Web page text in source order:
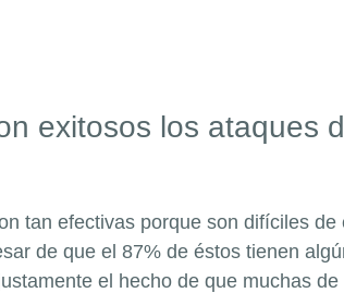
exitosos los ataques
tan efectivas porque son difíciles
de que el 87% de éstos tienen
el hecho de que muchas